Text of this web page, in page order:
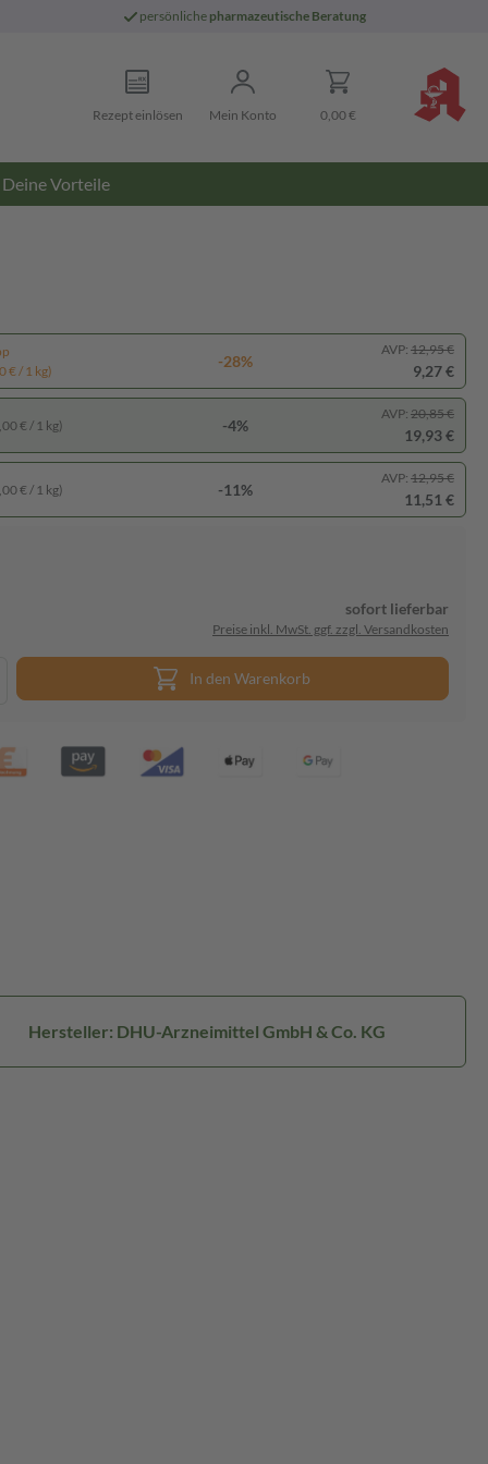
persönliche pharmazeutische Beratung
Rezept einlösen Mein Konto 0,00 €
Deine Vorteile
€ / 1 kg)
-28%
AVP: 12,95 €
9,27 €
€ / 1 kg) -4%
AVP: 20,85 €
19,93 €
€ / 1 kg) -11%
AVP: 12,95 €
11,51 €
sofort lieferbar
Preise inkl. MwSt. ggf. zzgl. Versandkosten
In den Warenkorb
Hersteller: DHU-Arzneimittel GmbH & Co. KG